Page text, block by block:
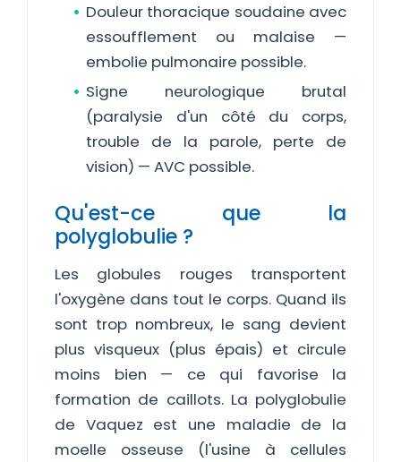
Douleur thoracique soudaine avec
essoufflement ou malaise —
embolie pulmonaire possible.
Signe neurologique brutal
(paralysie d'un côté du corps,
trouble de la parole, perte de
vision) — AVC possible.
Qu'est-ce que la
polyglobulie ?
Les globules rouges transportent
l'oxygène dans tout le corps. Quand ils
sont trop nombreux, le sang devient
plus visqueux (plus épais) et circule
moins bien — ce qui favorise la
formation de caillots. La polyglobulie
de Vaquez est une maladie de la
moelle osseuse (l'usine à cellules